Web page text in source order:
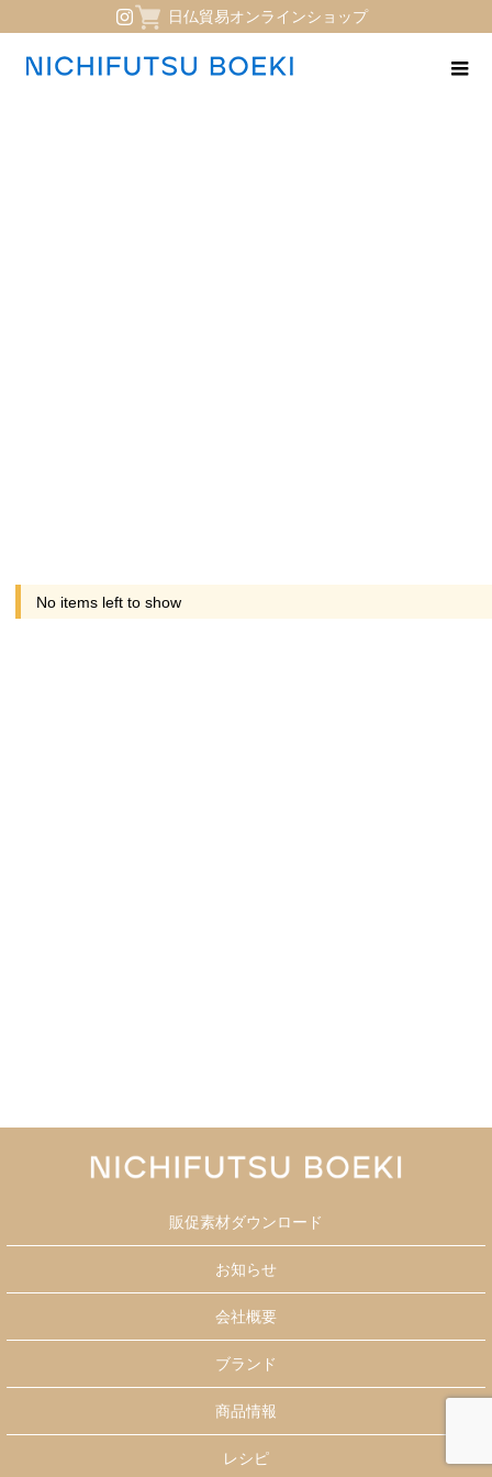
日仏貿易オンラインショップ
No items left to show
販促素材ダウンロード
お知らせ
会社概要
ブランド
商品情報
レシピ